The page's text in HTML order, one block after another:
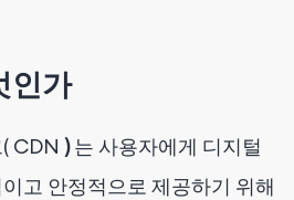
인가
CDN ) 는 사용자에게 디지털
고 안정적으로 제공하기 위해